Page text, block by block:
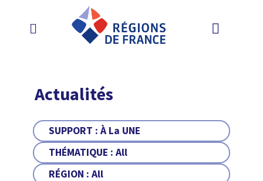
Actualités
SUPPORT :À La UNE
THÉMATIQUE :All
RÉGION :All